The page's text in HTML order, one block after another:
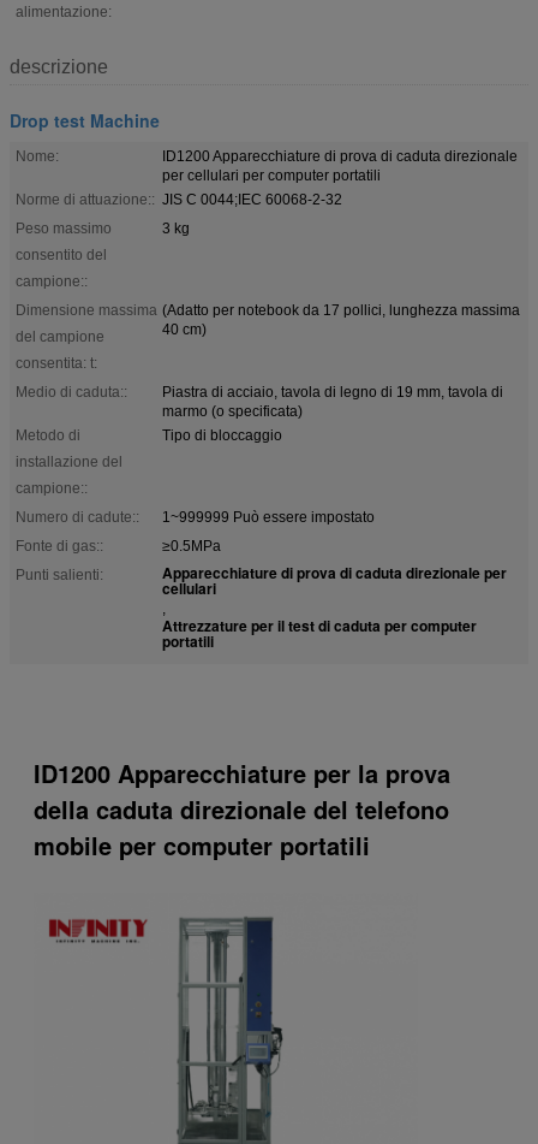
alimentazione:
descrizione
Drop test Machine
Nome:
ID1200 Apparecchiature di prova di caduta direzionale
per cellulari per computer portatili
Norme di attuazione:: JIS C 0044;IEC 60068-2-32
Peso massimo
consentito del
campione::
3 kg
Dimensione massima
del campione
consentita: t:
(Adatto per notebook da 17 pollici, lunghezza massima
40 cm)
Medio di caduta::
Piastra di acciaio, tavola di legno di 19 mm, tavola di
marmo (o specificata)
Metodo di
installazione del
campione::
Tipo di bloccaggio
Numero di cadute::
1~999999 Può essere impostato
Fonte di gas::
≥0.5MPa
Punti salienti:
Apparecchiature di prova di caduta direzionale per
cellulari
,
Attrezzature per il test di caduta per computer
portatili
ID1200 Apparecchiature per la prova
della caduta direzionale del telefono
mobile per computer portatili